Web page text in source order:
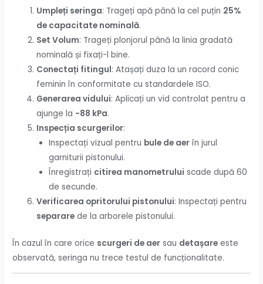
Umpleți seringa: Trageți apă până la cel puțin 25%
de capacitate nominală.
Set Volum: Trageți plonjorul până la linia gradată
nominală și fixați-l bine.
Conectați fitingul: Atașați duza la un racord conic
feminin în conformitate cu standardele ISO.
Generarea vidului: Aplicați un vid controlat pentru a
ajunge la -88 kPa.
Inspecția scurgerilor:
Inspectați vizual pentru bule de aerîn jurul
garniturii pistonului.
Înregistrați citirea manometrului scade după 60
de secunde.
Verificarea opritorului pistonului: Inspectați pentru
separare de la arborele pistonului.
În cazul în care orice scurgeri de aer sau detașare este
observată, seringa nu trece testul de funcționalitate.